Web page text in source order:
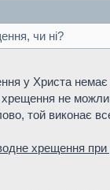
чи ні?
у Христа
не
той виконає
хрещення при